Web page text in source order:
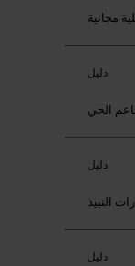
مجانية
دليل
الحي
دليل
النبيذ
دليل